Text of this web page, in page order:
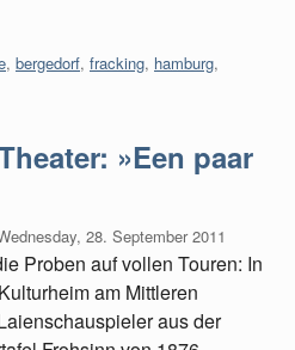
, bergedorf, fracking, hamburg,
»Een paar
28. September 2011
Proben auf vollen Touren: In
am Mittleren
aus der